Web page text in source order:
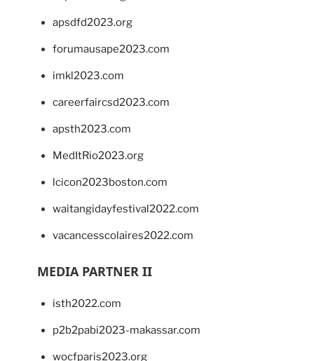
apsdfd2023.org
forumausape2023.com
imkl2023.com
careerfaircsd2023.com
apsth2023.com
MedItRio2023.org
lcicon2023boston.com
waitangidayfestival2022.com
vacancesscolaires2022.com
MEDIA PARTNER II
isth2022.com
p2b2pabi2023-makassar.com
wocfparis2023.org